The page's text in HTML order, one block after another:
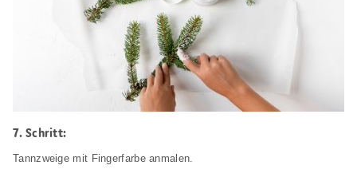
Schritt:
Tannzweige mit Fingerfarbe anmalen.